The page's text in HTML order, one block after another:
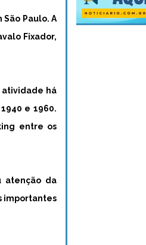
Paulo. A
Fixador,
atividade há
e 1960.
entre os
atenção da
importantes